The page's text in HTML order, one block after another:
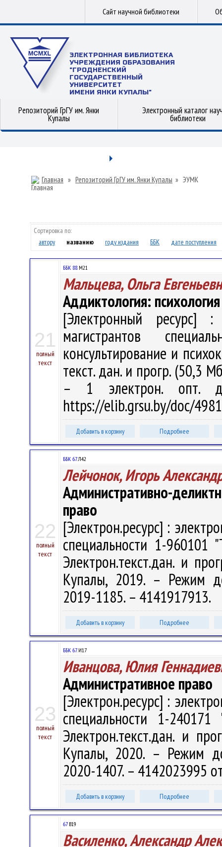
Сайт научной библиотеки
ЭЛЕКТРОННАЯ БИБЛИОТЕКА
УЧРЕЖДЕНИЯ ОБРАЗОВАНИЯ
"ГРОДНЕНСКИЙ
ГОСУДАРСТВЕННЫЙ
УНИВЕРСИТЕТ
ИМЕНИ ЯНКИ КУПАЛЫ"
Репозиторий ГрГУ им. Янки
Купалы
Электронный каталог
библиотеки
Главная » Репозиторий ГрГУ им. Янки Купалы » ЭУМК
Сортировка по:
автору
названию году издания ББК дате поступления
21
полный
текст
ББК 88.М21
Мальцева, Ольга
Аддиктология:
[Электронный ресурс] :
магистрантов
консультирование и
текст. дан. и прогр. (50,3
– 1 электрон. опт.
https://elib.grsu.by/doc/
Добавить в корзину Подробнее
22
полный
текст
ББК 67.Л42
Лейчонок, Игорь
Административно-
право
[Электрон.ресурс] :
специальности 1-
Электрон.текст.дан. и
Купалы, 2019. – Режим
2019-1185. – 4141917913.
Добавить в корзину Подробнее
23
полный
текст
ББК 67.И17
Иванцова, Юлия
Административное право
[Электрон.ресурс] :
специальности 1-
Электрон.текст.дан. и
Купалы, 2020. – Режим
2020-1407. – 4142023995
Добавить в корзину Подробнее
67В19
Василенко, Александр